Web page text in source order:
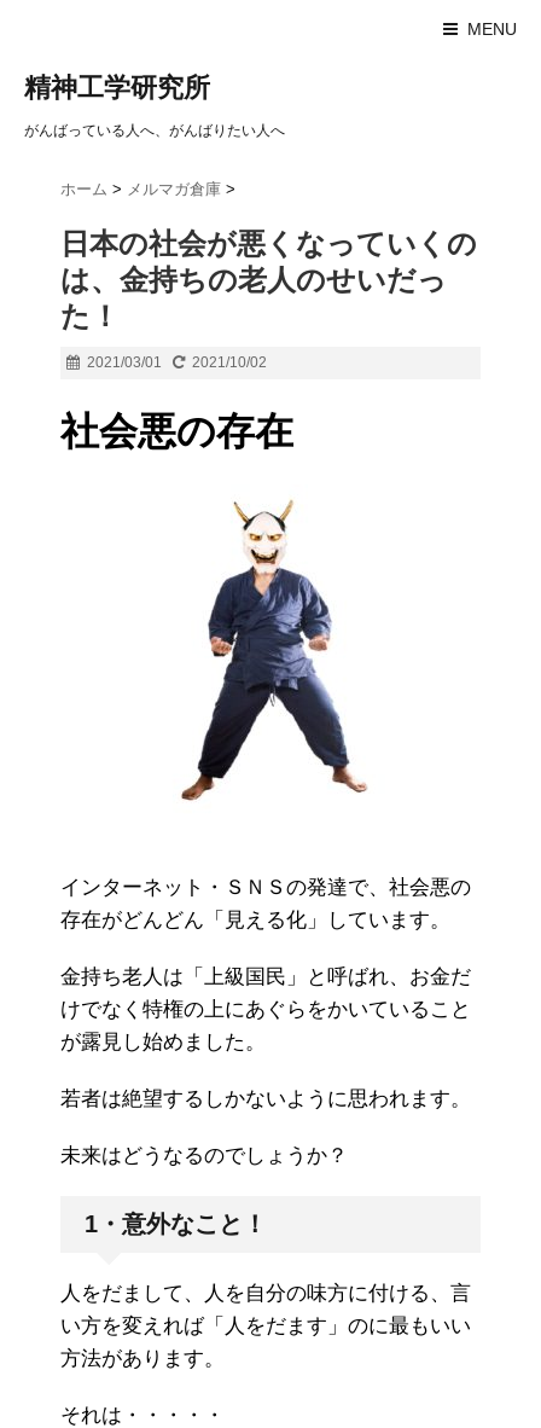
MENU
精神工学研究所
がんばっている人へ、がんばりたい人へ
ホーム > メルマガ倉庫 >
日本の社会が悪くなっていくの
は、金持ちの老人のせいだっ
た！
2021/03/01 2021/10/02
社会悪の存在
インターネット・ＳＮＳの発達で、社会悪の
存在がどんどん「見える化」しています。
金持ち老人は「上級国民」と呼ばれ、お金だ
けでなく特権の上にあぐらをかいていること
が露見し始めました。
若者は絶望するしかないように思われます。
未来はどうなるのでしょうか？
1・意外なこと！
人をだまして、人を自分の味方に付ける、言
い方を変えれば「人をだます」のに最もいい
方法があります。
それは・・・・・